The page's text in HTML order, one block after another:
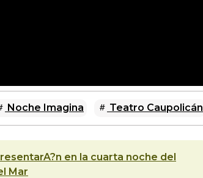
Noche Imagina Teatro Caupolicán
en la cuarta noche del
Mar